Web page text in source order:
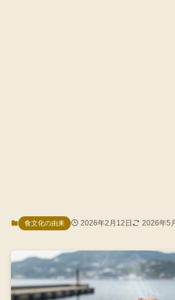
食文化の由来 2026年2月12日 2026年5